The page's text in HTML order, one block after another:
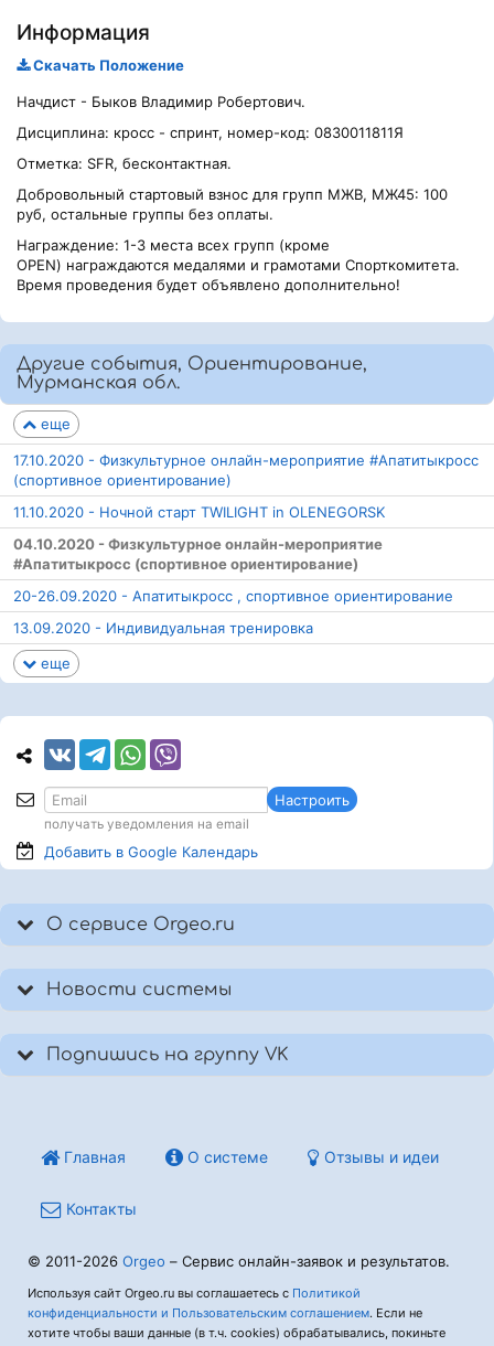
Информация
Скачать Положение
Начдист - Быков Владимир Робертович.
Дисциплина: кросс - спринт, номер-код: 0830011811Я
Отметка: SFR, бесконтактная.
Добровольный стартовый взнос для групп МЖВ, МЖ45: 100
руб, остальные группы без оплаты.
Награждение: 1-3 места всех групп (кроме
OPEN) награждаются медалями и грамотами Спорткомитета.
Время проведения будет объявлено дополнительно!
Другие события, Ориентирование,
Мурманская обл.
еще
17.10.2020 - Физкультурное онлайн-мероприятие #Апатитыкросс
(спортивное ориентирование)
11.10.2020 - Ночной старт TWILIGHT in OLENEGORSK
04.10.2020 - Физкультурное онлайн-мероприятие
#Апатитыкросс (спортивное ориентирование)
20-26.09.2020 - Апатитыкросс , спортивное ориентирование
13.09.2020 - Индивидуальная тренировка
еще
Настроить
получать уведомления на email
Добавить в Google Календарь
О сервисе Orgeo.ru
Новости системы
Подпишись на группу VK
Главная О системе Отзывы и идеи
Контакты
© 2011-2026 Orgeo – Сервис онлайн-заявок и результатов.
Используя сайт Orgeo.ru вы соглашаетесь с Политикой
конфиденциальности и Пользовательским соглашением. Если не
хотите чтобы ваши данные (в т.ч. cookies) обрабатывались, покиньте